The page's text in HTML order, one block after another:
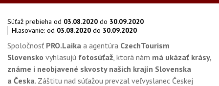
KALENDÁR AKCIÍ
WORKSHOPY
OBCHOD
Súťaž prebieha od 03.08.2020 do 30.09.2020
Hlasovanie: od 03.08.2020 do 30.09.2020
Spoločnosť PRO.Laika a agentúra CzechTourism
Slovensko vyhlasujú fotosúťaž, ktorá nám má ukázať krásy,
známe i neobjavené skvosty našich krajín Slovenska
a Česka. Záštitu nad súťažou prevzal veľvyslanec Českej